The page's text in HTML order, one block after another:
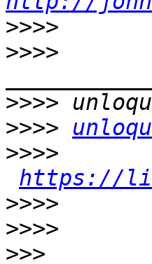
>>>>
>>>>
>>>>
>>>>
>>>>
https://
>>>>
>>>>
>>>